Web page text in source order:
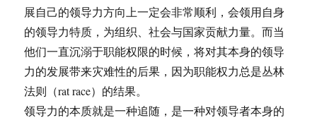
展自己的领导力方向上一定会非常顺利，会领用自身
的领导力特质，为组织、社会与国家贡献力量。而当
他们一直沉溺于职能权限的时候，将对其本身的领导
力的发展带来灾难性的后果，因为职能权力总是丛林
法则（rat race）的结果。
领导力的本质就是一种追随，是一种对领导者本身的